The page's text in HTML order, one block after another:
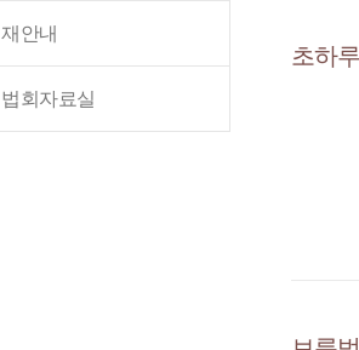
재안내
법회자료실
초하